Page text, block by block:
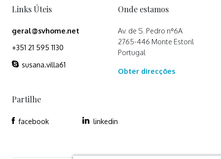
Links Úteis
geral@svhome.net
+351 21 595 1130
susana.villa61
Onde estamos
Av. de S. Pedro nº6A
2765-446 Monte Estoril
Portugal
Obter direcções
Partilhe
facebook linkedin